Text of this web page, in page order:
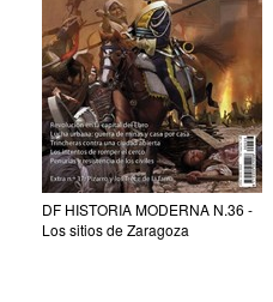
DF HISTORIA MODERNA N.36 -
Los sitios de Zaragoza